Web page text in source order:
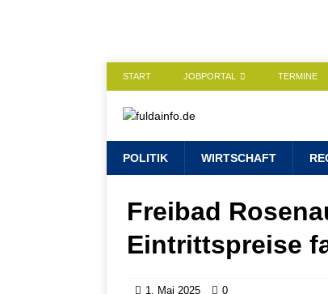
START JOBPORTAL TERMINE
POLITIK WIRTSCHAFT
Freibad
Eintrittspreise
1. Mai 2025 0